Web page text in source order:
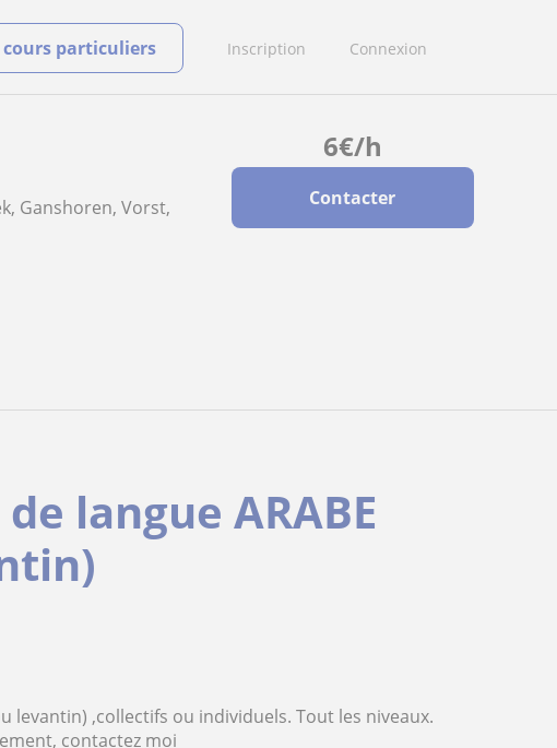
Inscription Connexion
cours particuliers
6€/h
Contacter
Ganshoren, Vorst,
langue ARABE
levantin) ,collectifs ou individuels. Tout les niveaux.
contactez moi